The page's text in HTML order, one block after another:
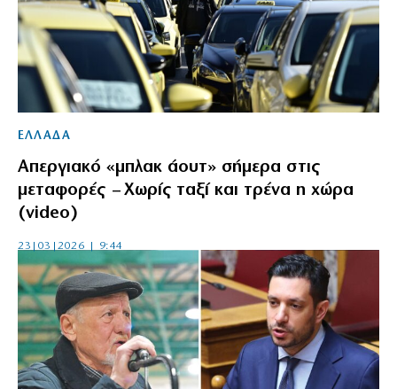
ΕΛΛΑΔΑ
Απεργιακό «μπλακ άουτ» σήμερα στις
μεταφορές – Χωρίς ταξί και τρένα η χώρα
(video)
23|03|2026 | 9:44